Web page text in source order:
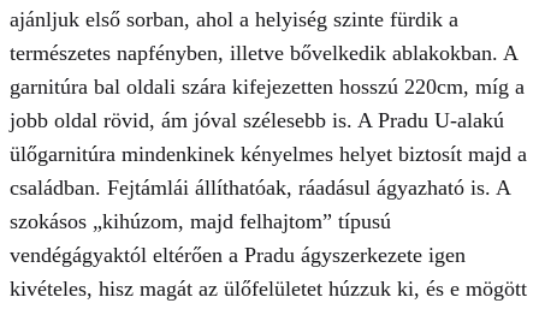
ajánljuk első sorban, ahol a helyiség szinte fürdik a
természetes napfényben, illetve bővelkedik ablakokban. A
garnitúra bal oldali szára kifejezetten hosszú 220cm, míg a
jobb oldal rövid, ám jóval szélesebb is. A Pradu U-alakú
ülőgarnitúra mindenkinek kényelmes helyet biztosít majd a
családban. Fejtámlái állíthatóak, ráadásul ágyazható is. A
szokásos „kihúzom, majd felhajtom” típusú
vendégágyaktól eltérően a Pradu ágyszerkezete igen
kivételes, hisz magát az ülőfelületet húzzuk ki, és e mögött